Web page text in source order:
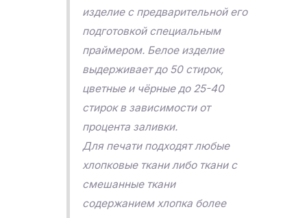
изделие с предварительной его
подготовкой специальным
праймером. Белое изделие
выдерживает до 50 стирок,
цветные и чёрные до 25-40
стирок в зависимости от
процента заливки.
Для печати подходят любые
хлопковые ткани либо ткани с
смешанные ткани
содержанием хлопка более